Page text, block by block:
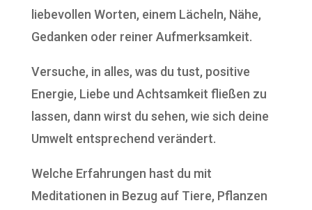
liebevollen Worten, einem Lächeln, Nähe,
Gedanken oder reiner Aufmerksamkeit.
Versuche, in alles, was du tust, positive
Energie, Liebe und Achtsamkeit fließen zu
lassen, dann wirst du sehen, wie sich deine
Umwelt entsprechend verändert.
Welche Erfahrungen hast du mit
Meditationen in Bezug auf Tiere, Pflanzen